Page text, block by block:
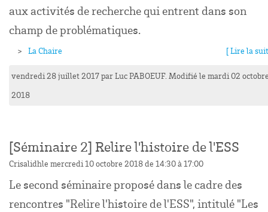
aux activités de recherche qui entrent dans son
champ de problématiques.
La Chaire [ Lire la
vendredi 28 juillet 2017parLucPABOEUF. Modifié le mardi 02
2018
[Séminaire 2] Relire l'histoire de l'ESS
Crisalidhle mercredi 10 octobre 2018 de 14:30 à 17:00
Le second séminaire proposé dans le cadre des
rencontres "Relire l'histoire de l'ESS", intitulé "Les